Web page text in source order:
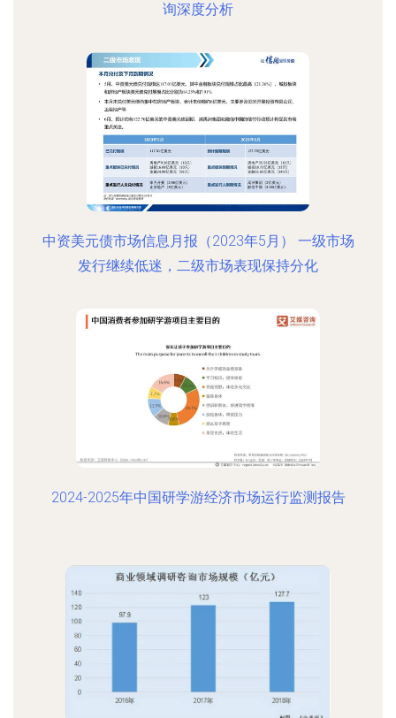
询深度分析
中资美元债市场信息月报（2023年5月） 一级市场
发行继续低迷，二级市场表现保持分化
2024-2025年中国研学游经济市场运行监测报告